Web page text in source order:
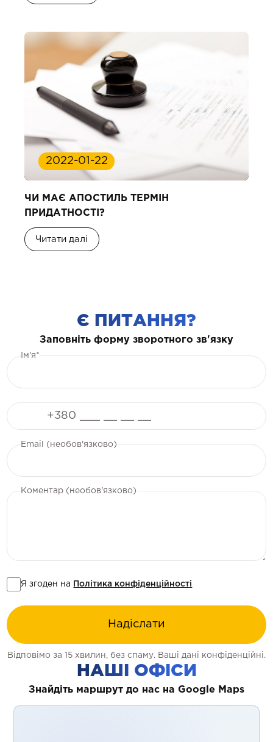
2022-01-22
ЧИ МАЄ АПОСТИЛЬ ТЕРМІН
ПРИДАТНОСТІ?
Читати далі
Є ПИТАННЯ?
Заповніть форму зворотного зв'язку
Ім'я*
Телефон
Email (необов'язково)
Коментар (необов'язково)
Я згоден на Політика конфіденційності
Надіслати
Відповімо за 15 хвилин, без спаму. Ваші дані конфіденційні.
НАШІ ОФІСИ
Знайдіть маршрут до нас на Google Maps